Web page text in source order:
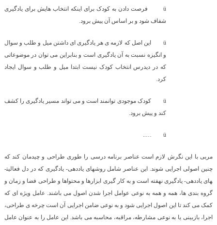
ü
فرصت دادن به کودک برای اینکه انتخاب هایش برای یادگیری
شفاف شود و بر اساس آن پیش برود.
ü
این اصل که لازمه ی هر یادگیری ای داشتن میل و طلب و سوال
و انگیزه نسبت به آن یادگیری است و بنابراین می توان در موضوعاتی
که در دید­رس انتخاب کودک نیست ابتدا میل و طلب و سوال ایجاد
کرد.
ü
کودک موجودی توانمند است و می تواند مسیر یادگیری را کشف
کند و پیش برود.
ü
مربی با این نگرش لازم است عناصر برنامه درسی را طوری طراحی و چیدمان کند که
چنین اصولی اجرایی شوند. این عناصر شامل روش­های یاددهی- یادگیری که در دل فعالیت­
های یاددهی- یادگیری نهفته است و به کار گیری ابزارها و محتواها و طراحی فضا و زمان و
گروه بندی ها، همه و همه به نوعی عوامل اجرا شدن اصول می باشند. عامل ویژه ای که
کمک می کند تا این اصول اجرایی شود و به نوعی ضامن اجرایی آن است چرخه ی طراحی،
اجرا، بازبینی یا به نوعی مشارطه، مراقبه، محاسبه می باشد. این عامل را به عنوان عامل